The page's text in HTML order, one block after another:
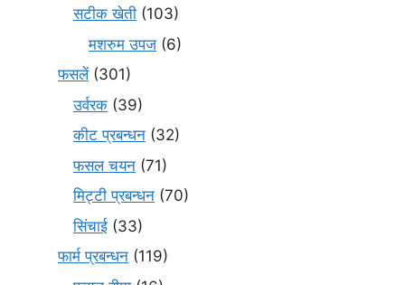
सटीक खेती (103)
मशरुम उपज (6)
फसलें(301)
उर्वरक (39)
कीट प्रबन्धन (32)
फसल चयन (71)
मि‌ट्टी प्रबन्धन (70)
सिंचाई (33)
फार्म प्रबन्धन (119)